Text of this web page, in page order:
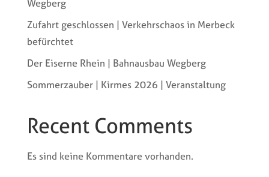
Wegberg
Zufahrt geschlossen | Verkehrschaos in Merbeck
befürchtet
Der Eiserne Rhein | Bahnausbau Wegberg
Sommerzauber | Kirmes 2026 | Veranstaltung
Recent Comments
Es sind keine Kommentare vorhanden.